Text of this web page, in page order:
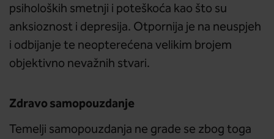
psiholoških smetnji i poteškoća kao što su
anksioznost i depresija. Otpornija je na neuspjeh
i odbijanje te neopterećena velikim brojem
objektivno nevažnih stvari.
Zdravo samopouzdanje
Temelji samopouzdanja ne grade se zbog toga